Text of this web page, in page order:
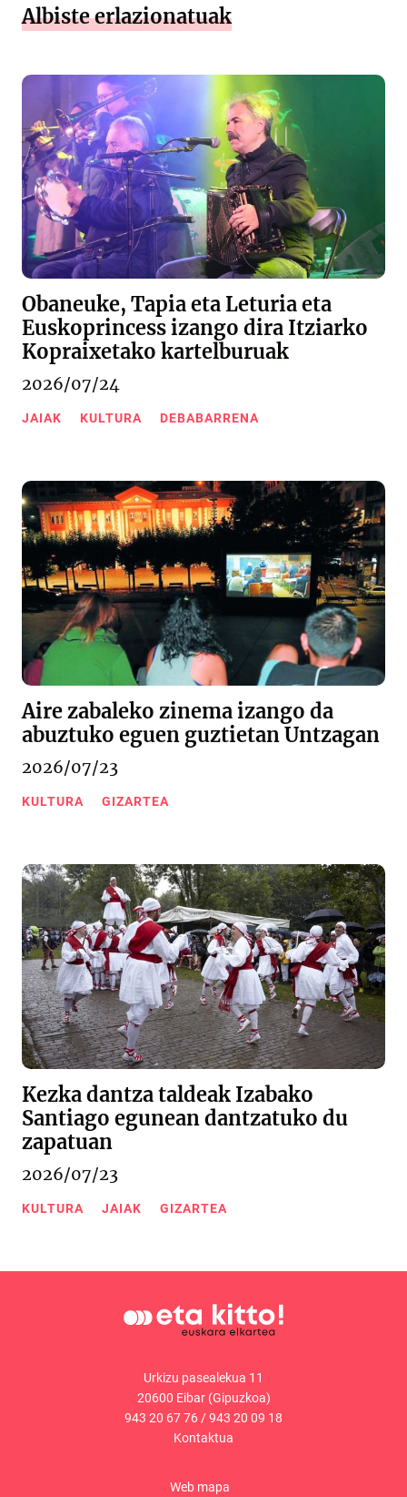
Albiste erlazionatuak
Obaneuke, Tapia eta Leturia eta
Euskoprincess izango dira Itziarko
Kopraixetako kartelburuak
2026/07/24
JAIAK KULTURA DEBABARRENA
Aire zabaleko zinema izango da
abuztuko eguen guztietan Untzagan
2026/07/23
KULTURA GIZARTEA
Kezka dantza taldeak Izabako
Santiago egunean dantzatuko du
zapatuan
2026/07/23
KULTURA JAIAK GIZARTEA
Urkizu pasealekua 11
20600 Eibar (Gipuzkoa)
943 20 67 76/943 20 09 18
Kontaktua
Web mapa